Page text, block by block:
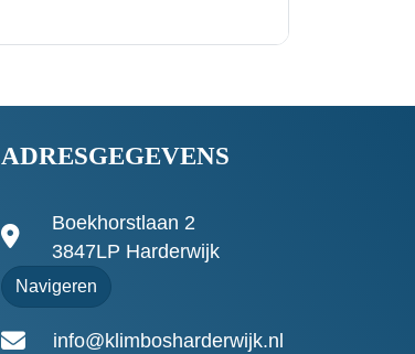
ADRESGEGEVENS
Boekhorstlaan 2
3847LP Harderwijk
Navigeren
info@klimbosharderwijk.nl